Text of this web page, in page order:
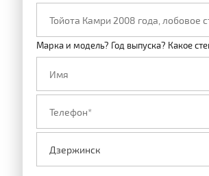
Марка и модель? Год выпуска? Какое